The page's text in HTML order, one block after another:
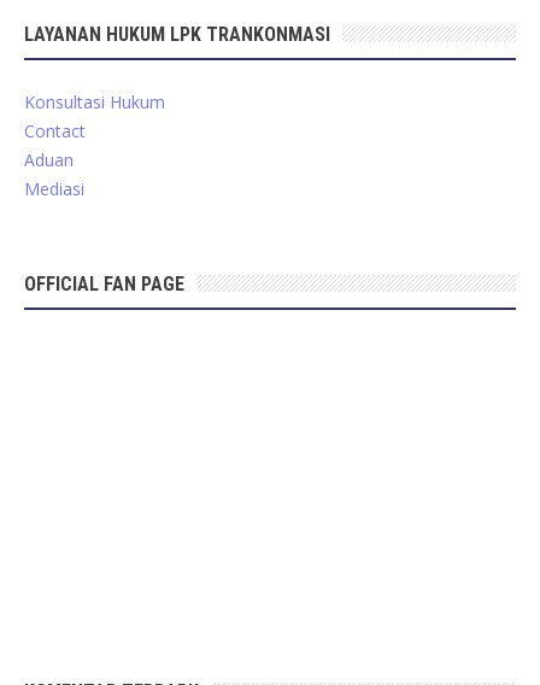
LAYANAN HUKUM LPK TRANKONMASI
Konsultasi Hukum
Contact
Aduan
Mediasi
OFFICIAL FAN PAGE